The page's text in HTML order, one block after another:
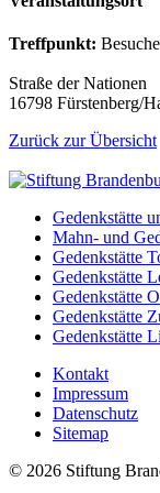
Treffpunkt:
Straße der Nationen
16798 Fürstenberg/
Zurück zur Übersicht
Gedenkstätte
Mahn- und
Gedenkstätte
Gedenkstätte
Gedenkstätte
Gedenkstätte
Gedenkstätte
Kontakt
Impressum
Datenschutz
Sitemap
© 2026 Stiftung